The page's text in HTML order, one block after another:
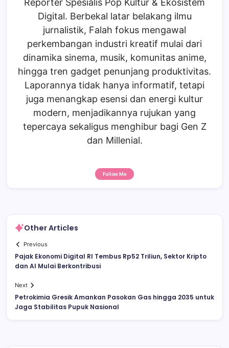
Reporter Spesialis Pop Kultur & Ekosistem
Digital. Berbekal latar belakang ilmu
jurnalistik, Falah fokus mengawal
perkembangan industri kreatif mulai dari
dinamika sinema, musik, komunitas anime,
hingga tren gadget penunjang produktivitas.
Laporannya tidak hanya informatif, tetapi
juga menangkap esensi dan energi kultur
modern, menjadikannya rujukan yang
tepercaya sekaligus menghibur bagi Gen Z
dan Millenial.
Follow Me
Other Articles
Previous
Pajak Ekonomi Digital RI Tembus Rp52 Triliun, Sektor Kripto
dan AI Mulai Berkontribusi
Next
Petrokimia Gresik Amankan Pasokan Gas hingga 2035 untuk
Jaga Stabilitas Pupuk Nasional